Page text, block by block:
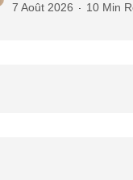
7 Août 2026 10 Min